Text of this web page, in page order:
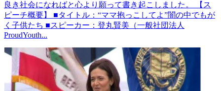
良き社会になればと心より願って書き起こしました。 【ス
ピーチ概要】 ■タイトル：“ママ抱っこしてよ”闇の中でもが
く子供たち ■スピーカー：登丸賢美（一般社団法人
ProudYouth...